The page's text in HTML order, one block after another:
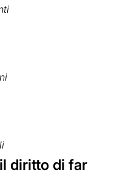
diritto di far